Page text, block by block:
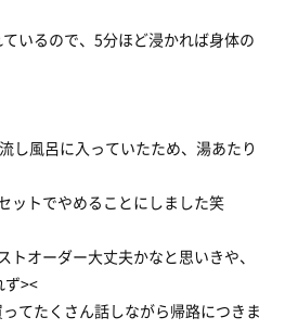
いるので、5分ほど浸かれば身体の
し風呂に入っていたため、湯あたり
ットでやめることにしました笑
オーダー大丈夫かなと思いきや、
ず><
てたくさん話しながら帰路につきま